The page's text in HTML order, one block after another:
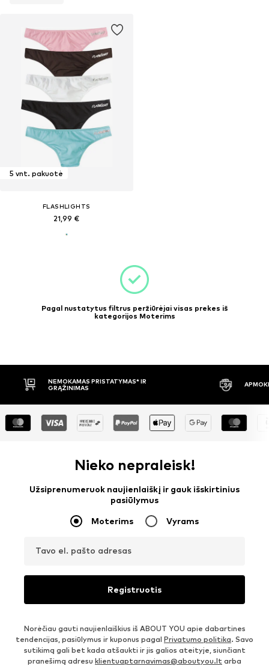
5 vnt. pakuotė
FLASHLIGHTS
21,99 €
Pagal nustatytus filtrus peržiūrėjai visas prekes iš
kategorijos Moterims
NEMOKAMAS PRISTATYMAS* IR
GRĄŽINIMAS
Nieko nepraleisk!
Užsiprenumeruok naujienlaiškį ir gauk išskirtinius
pasiūlymus
Moterims Vyrams
Tavo el. pašto adresas
Registruotis
Norėčiau gauti naujienlaiškius iš ABOUT YOU apie dabartines
tendencijas, pasiūlymus ir kuponus pagal Privatumo politika. Savo
sutikimą gali bet kada atšaukti ir jis galios ateityje, siunčiant
pranešimą adresu klientuaptarnavimas@aboutyou.lt arba